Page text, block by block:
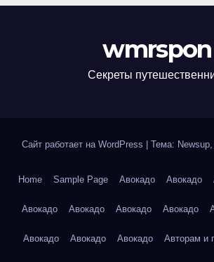
wmrspon
Секреты
Сайт работает на WordPress Тема: Newsup,
Home Sample Page Авокадо Авокадо
Авокадо Авокадо Авокадо Авокадо
Авокадо Авокадо Авокадо Авторам и